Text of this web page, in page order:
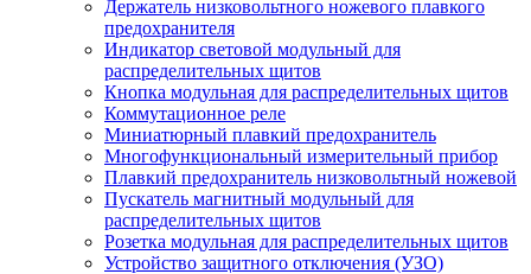
Держатель низковольтного ножевого плавкого
предохранителя
Индикатор световой модульный для
распределительных щитов
Кнопка модульная для распределительных щитов
Коммутационное реле
Миниатюрный плавкий предохранитель
Многофункциональный измерительный прибор
Плавкий предохранитель низковольтный ножевой
Пускатель магнитный модульный для
распределительных щитов
Розетка модульная для распределительных щитов
Устройство защитного отключения (УЗО)